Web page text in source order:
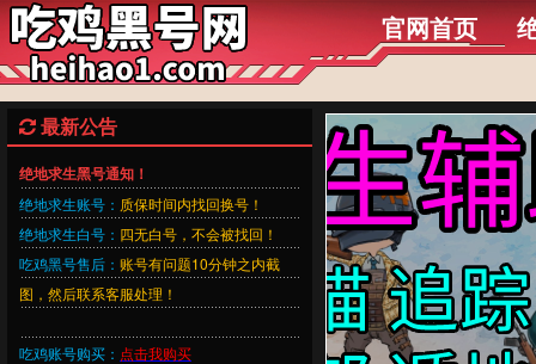
官网首页
最新公告
绝地求生黑号通知！
绝地求生账号： 质保时间内找回换号！
绝地求生白号： 四无白号，不会被找回！
吃鸡黑号售后： 账号有问题10分钟之内截
图，然后联系客服处理！
吃鸡账号购买： 点击我购买